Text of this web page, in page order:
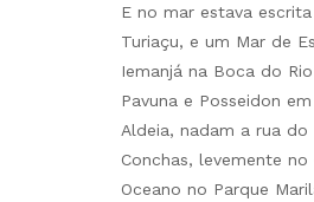
E no mar estava
Turiaçu, e um Mar de
Iemanjá na Boca do
Pavuna e Posseidon
Aldeia, nadam a rua
Conchas, levemente
Oceano no Parque